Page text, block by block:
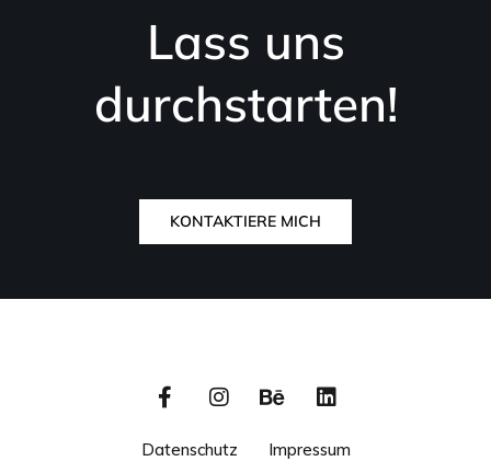
Lass uns
durchstarten!
KONTAKTIERE MICH
Datenschutz Impressum